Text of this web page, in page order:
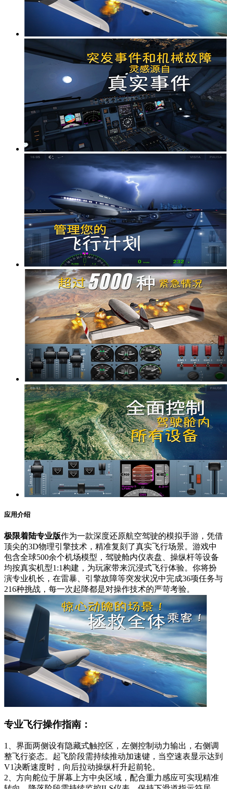
应用介绍
极限着陆专业版作为一款深度还原航空驾驶的模拟手游，凭借
顶尖的3D物理引擎技术，精准复刻了真实飞行场景。游戏中
包含全球500余个机场模型，驾驶舱内仪表盘、操纵杆等设备
均按真实机型1:1构建，为玩家带来沉浸式飞行体验。你将扮
演专业机长，在雷暴、引擎故障等突发状况中完成36项任务与
216种挑战，每一次起降都是对操作技术的严苛考验。
专业飞行操作指南：
1、界面两侧设有隐藏式触控区，左侧控制动力输出，右侧调
整飞行姿态。起飞阶段需持续推动加速键，当空速表显示达到
V1决断速度时，向后拉动操纵杆升起前轮。
2、方向舵位于屏幕上方中央区域，配合重力感应可实现精准